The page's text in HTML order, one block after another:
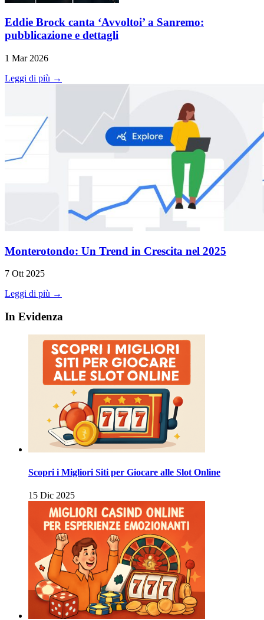
Eddie Brock canta ‘Avvoltoi’ a Sanremo:
pubblicazione e dettagli
1 Mar 2026
Leggi di più →
Monterotondo: Un Trend in Crescita nel 2025
7 Ott 2025
Leggi di più →
In Evidenza
Scopri i Migliori Siti per Giocare alle Slot Online
15 Dic 2025